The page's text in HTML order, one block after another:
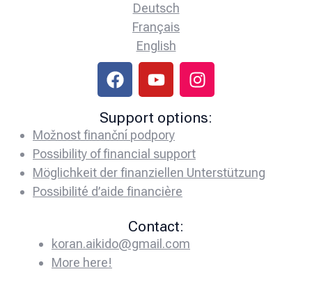
Deutsch
Français
English
Support options:
Možnost finanční podpory
Possibility of financial support
Möglichkeit der finanziellen Unterstützung
Possibilité d’aide financière
Contact:
koran.aikido@gmail.com
More here!